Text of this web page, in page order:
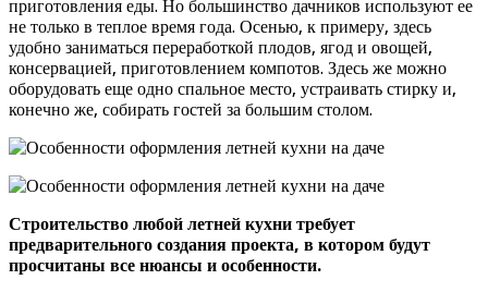
приготовления еды. Но большинство дачников используют ее
не только в теплое время года. Осенью, к примеру, здесь
удобно заниматься переработкой плодов, ягод и овощей,
консервацией, приготовлением компотов. Здесь же можно
оборудовать еще одно спальное место, устраивать стирку и,
конечно же, собирать гостей за большим столом.
Строительство любой летней кухни требует
предварительного создания проекта, в котором будут
просчитаны все нюансы и особенности.